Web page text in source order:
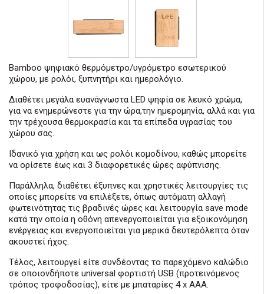
Bamboo ψηφιακό θερμόμετρο/υγρόμετρο εσωτερικού
χώρου, με ρολόι, ξυπνητήρι και ημερολόγιο.
Διαθέτει μεγάλα ευανάγνωστα LED ψηφία σε λευκό χρώμα,
για να ενημερώνεστε για την ώρα,την ημερομηνία, αλλά και για
την τρέχουσα θερμοκρασία και τα επίπεδα υγρασίας του
χώρου σας.
Ιδανικό για χρήση και ως ρολόι κομοδίνου, καθώς μπορείτε
να ορίσετε έως και 3 διαφορετικές ώρες αφύπνισης.
Παράλληλα, διαθέτει έξυπνες και χρηστικές λειτουργίες τις
οποίες μπορείτε να επιλέξετε, όπως αυτόματη αλλαγή
φωτεινότητας τις βραδινές ώρες και λειτουργία save mode
κατά την οποία η οθόνη απενεργοποιείται για εξοικονόμηση
ενέργειας και ενεργοποιείται για μερικά δευτερόλεπτα όταν
ακουστεί ήχος.
Τέλος, λειτουργεί είτε συνδέοντας το παρεχόμενο καλώδιο
σε οποιονδήποτε universal φορτιστή USB (προτεινόμενος
τρόπος τροφοδοσίας), είτε με μπαταρίες 4 x ΑΑΑ.